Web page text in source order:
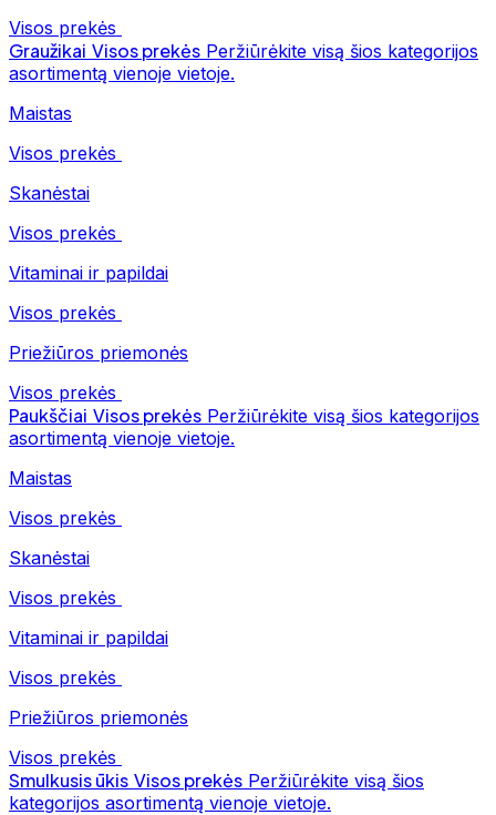
Visos prekės
Graužikai Visos prekės Peržiūrėkite visą šios kategorijos
asortimentą vienoje vietoje.
Maistas
Visos prekės
Skanėstai
Visos prekės
Vitaminai ir papildai
Visos prekės
Priežiūros priemonės
Visos prekės
Paukščiai Visos prekės Peržiūrėkite visą šios kategorijos
asortimentą vienoje vietoje.
Maistas
Visos prekės
Skanėstai
Visos prekės
Vitaminai ir papildai
Visos prekės
Priežiūros priemonės
Visos prekės
Smulkusis ūkis Visos prekės Peržiūrėkite visą šios
kategorijos asortimentą vienoje vietoje.